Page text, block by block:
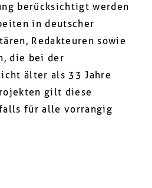
berücksichtigt werden
in deutscher
Redakteuren sowie
die bei der
älter als 33 Jahre
gilt diese
für alle vorrangig